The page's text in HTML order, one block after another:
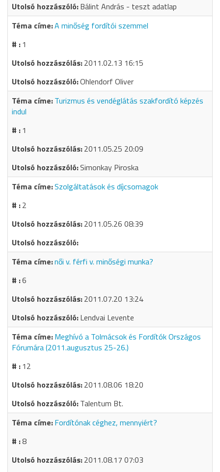
Bálint András - teszt adatlap
A minőség fordítói szemmel
1
2011.02.13 16:15
Ohlendorf Oliver
Turizmus és vendéglátás szakfordító képzés
indul
1
2011.05.25 20:09
Simonkay Piroska
Szolgáltatások és díjcsomagok
2
2011.05.26 08:39
női v. férfi v. minőségi munka?
6
2011.07.20 13:24
Lendvai Levente
Meghívó a Tolmácsok és Fordítók Országos
Fórumára (2011.augusztus 25-26.)
12
2011.08.06 18:20
Talentum Bt.
Fordítónak céghez, mennyiért?
8
2011.08.17 07:03